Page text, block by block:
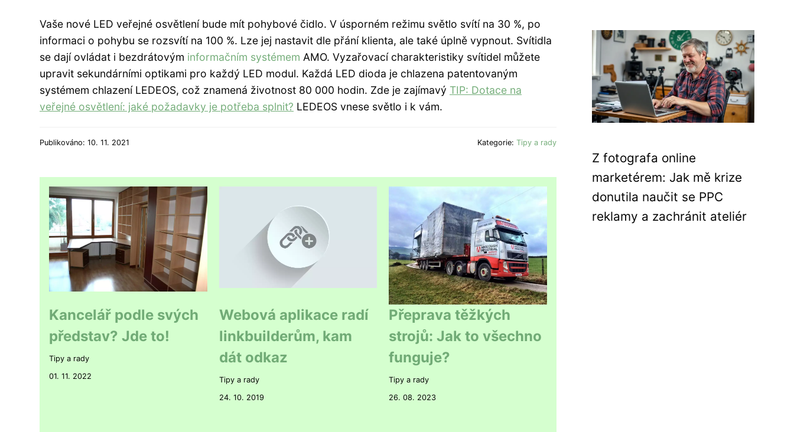
Vaše nové LED veřejné osvětlení bude mít pohybové čidlo. V úsporném režimu světlo svítí na 30 %, po
informaci o pohybu se rozsvítí na 100 %. Lze jej nastavit dle přání klienta, ale také úplně vypnout. Svítidla
se dají ovládat i bezdrátovým informačním systémem AMO. Vyzařovací charakteristiky svítidel můžete
upravit sekundárními optikami pro každý LED modul. Každá LED dioda je chlazena patentovaným
systémem chlazení LEDEOS, což znamená životnost 80 000 hodin. Zde je zajímavý TIP: Dotace na
veřejné osvětlení: jaké požadavky je potřeba splnit? LEDEOS vnese světlo i k vám.
Publikováno: 10. 11. 2021 Kategorie: Tipy a rady
Kancelář podle svých
představ? Jde to!
Tipy a rady
01. 11. 2022
Webová aplikace radí
linkbuilderům, kam
dát odkaz
Tipy a rady
24. 10. 2019
Přeprava těžkých
strojů: Jak to všechno
funguje?
Tipy a rady
26. 08. 2023
Z fotografa online
marketérem: Jak mě krize
donutila naučit se PPC
reklamy a zachránit ateliér